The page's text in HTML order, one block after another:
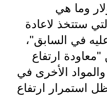
المرحلة الابتدائية
المرحلة المتوسطة
المرحلة الاعدادية
دروس
وما هي
ستتخذ لاعادة
في السابق"،
ارتفاع
والمواد الأخرى في
استمرار ارتفاع